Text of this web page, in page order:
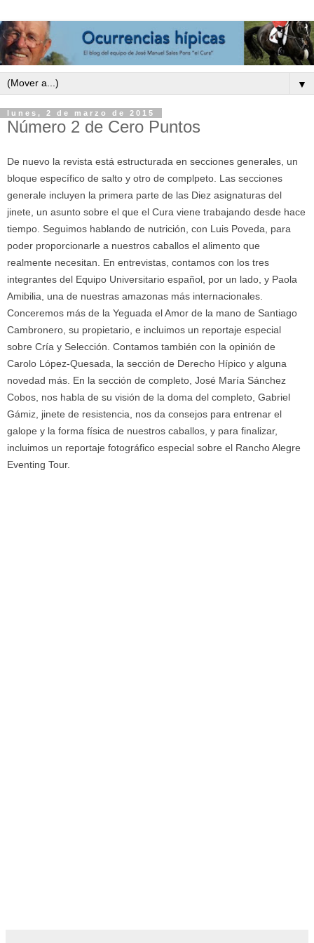
▼
lunes, 2 de marzo de 2015
Número 2 de Cero Puntos
De nuevo la revista está estructurada en secciones generales, un
bloque específico de salto y otro de complpeto. Las secciones
generale incluyen la primera parte de las Diez asignaturas del
jinete, un asunto sobre el que el Cura viene trabajando desde hace
tiempo. Seguimos hablando de nutrición, con Luis Poveda, para
poder proporcionarle a nuestros caballos el alimento que
realmente necesitan. En entrevistas, contamos con los tres
integrantes del Equipo Universitario español, por un lado, y Paola
Amibilia, una de nuestras amazonas más internacionales.
Conceremos más de la Yeguada el Amor de la mano de Santiago
Cambronero, su propietario, e incluimos un reportaje especial
sobre Cría y Selección. Contamos también con la opinión de
Carolo López-Quesada, la sección de Derecho Hípico y alguna
novedad más. En la sección de completo, José María Sánchez
Cobos, nos habla de su visión de la doma del completo, Gabriel
Gámiz, jinete de resistencia, nos da consejos para entrenar el
galope y la forma física de nuestros caballos, y para finalizar,
incluimos un reportaje fotográfico especial sobre el Rancho Alegre
Eventing Tour.